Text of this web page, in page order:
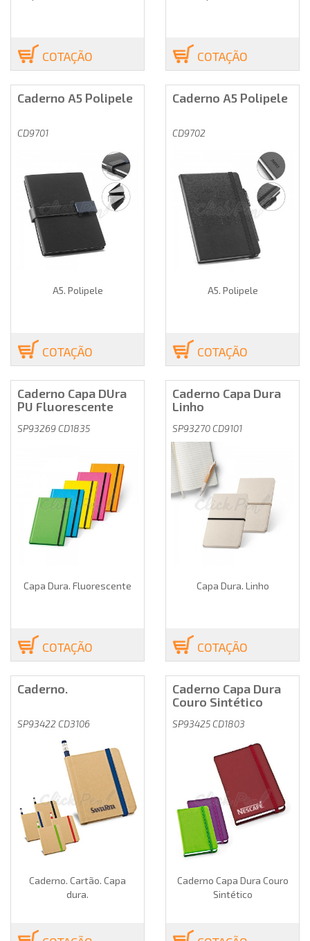
COTAÇÃO COTAÇÃO
Caderno A5 Polipele
CD9701
A5. Polipele
COTAÇÃO
Caderno A5 Polipele
CD9702
A5. Polipele
COTAÇÃO
Caderno Capa DUra
PU Fluorescente
SP93269 CD1835
Capa Dura. Fluorescente
COTAÇÃO
Caderno Capa Dura
Linho
SP93270 CD9101
Capa Dura. Linho
COTAÇÃO
Caderno.
SP93422 CD3106
Caderno. Cartão. Capa
dura.
Caderno Capa Dura
Couro Sintético
SP93425 CD1803
Caderno Capa Dura Couro
Sintético